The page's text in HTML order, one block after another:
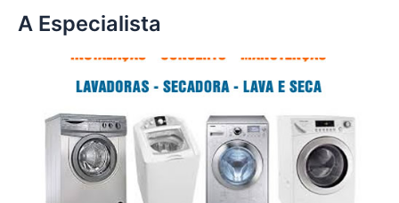
A Especialista